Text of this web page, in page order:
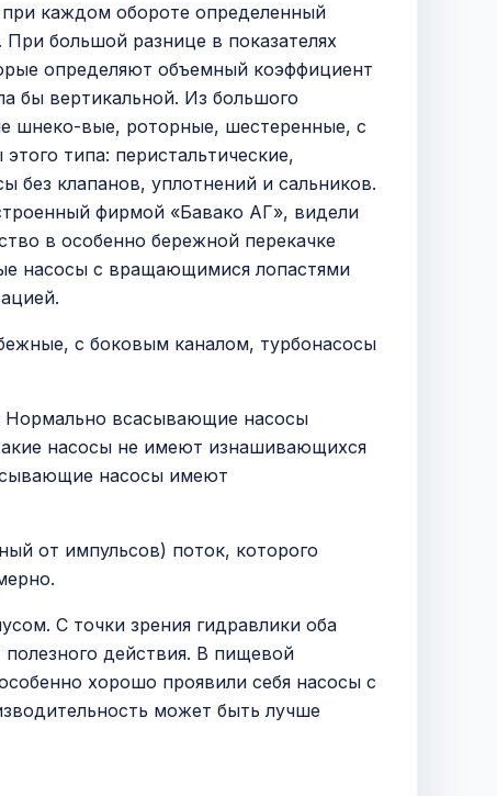
каждом обороте определенный
большой разнице в показателях
определяют объемный коэффициент
бы вертикальной. Из большого
шнеко-вые, роторные, шестеренные, с
типа: перистальтические,
без клапанов, уплотнений и сальников.
фирмой «Бавако АГ», видели
в особенно бережной перекачке
насосы c вращающимися лопастями
с боковым каналом, турбонасосы
Нормально всасывающие насосы
насосы не имеют изнашивающихся
насосы имеют
от импульсов) поток, которого
С точки зрения гидравлики оба
действия. В пищевой
хорошо проявили себя насосы с
может быть лучше